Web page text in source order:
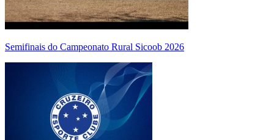
Semifinais do Campeonato Rural Sicoob 2026